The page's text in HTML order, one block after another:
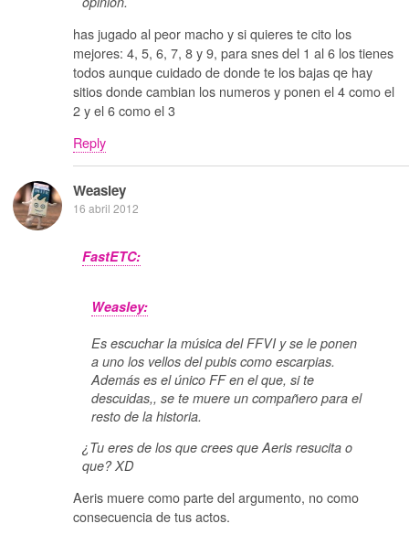
has jugado al peor macho y si quieres te cito los
mejores: 4, 5, 6, 7, 8 y 9, para snes del 1 al 6 los tienes
todos aunque cuidado de donde te los bajas qe hay
sitios donde cambian los numeros y ponen el 4 como el
2 y el 6 como el 3
Reply
Weasley
16 abril 2012
FastETC:
Weasley:
Es escuchar la música del FFVI y se le ponen
a uno los vellos del pubis como escarpias.
Además es el único FF en el que, si te
descuidas,, se te muere un compañero para el
resto de la historia.
¿Tu eres de los que crees que Aeris resucita o
que? XD
Aeris muere como parte del argumento, no como
consecuencia de tus actos.